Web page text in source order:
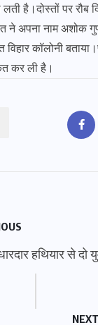
है।दोस्तों पर रौब
ने अपना नाम अशोक
विहार कॉलोनी
कर ली है।
हथियार से दो
NEXT